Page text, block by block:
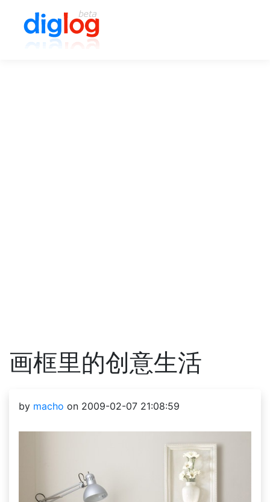
画框里的创意生活
by macho on 2009-02-07 21:08:59